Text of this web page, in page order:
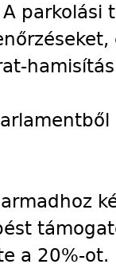
parkolási
a 20%-ot.